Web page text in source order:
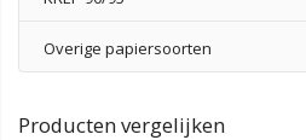
Overige papiersoorten
Producten vergelijken